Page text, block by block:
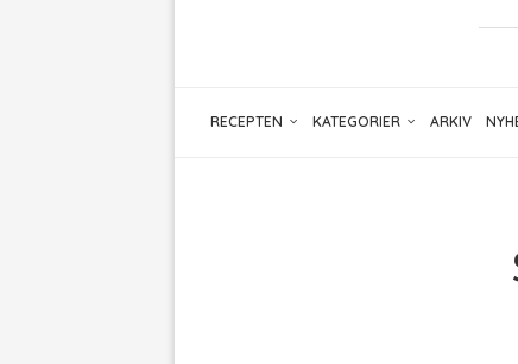
RECEPTEN KATEGORIER ARKIV